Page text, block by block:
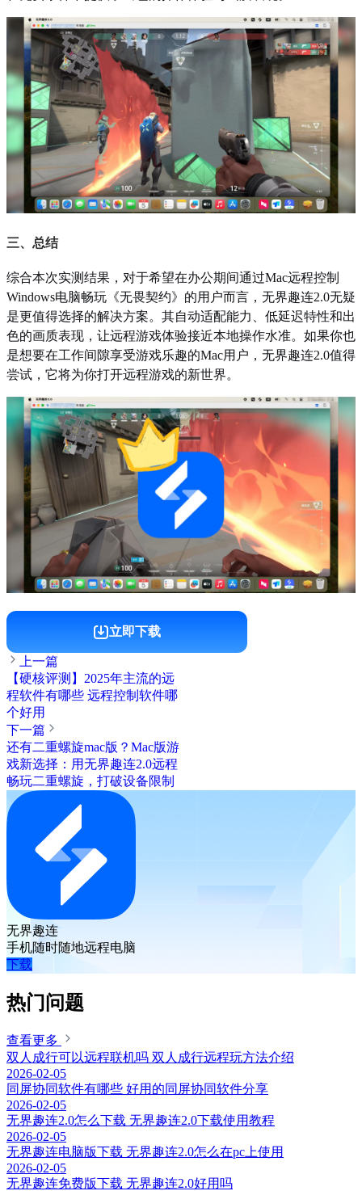
三、总结
综合本次实测结果，对于希望在办公期间通过Mac远程控制
Windows电脑畅玩《无畏契约》的用户而言，无界趣连2.0无疑
是更值得选择的解决方案。其自动适配能力、低延迟特性和出
色的画质表现，让远程游戏体验接近本地操作水准。如果你也
是想要在工作间隙享受游戏乐趣的Mac用户，无界趣连2.0值得
尝试，它将为你打开远程游戏的新世界。
立即下载
上一篇
【硬核评测】2025年主流的远
程软件有哪些 远程控制软件哪
个好用
下一篇
还有二重螺旋mac版？Mac版游
戏新选择：用无界趣连2.0远程
畅玩二重螺旋，打破设备限制
无界趣连
手机随时随地远程电脑
下载
热门问题
查看更多
双人成行可以远程联机吗 双人成行远程玩方法介绍
2026-02-05
同屏协同软件有哪些 好用的同屏协同软件分享
2026-02-05
无界趣连2.0怎么下载 无界趣连2.0下载使用教程
2026-02-05
无界趣连电脑版下载 无界趣连2.0怎么在pc上使用
2026-02-05
无界趣连免费版下载 无界趣连2.0好用吗